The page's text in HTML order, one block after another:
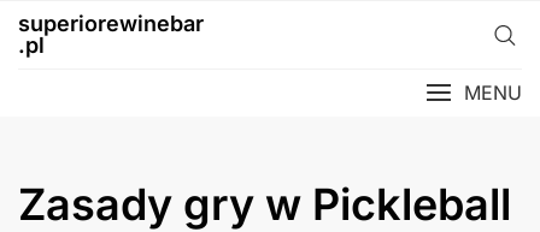
content
superiorewinebar
.pl
MENU
Zasady gry w Pickleball